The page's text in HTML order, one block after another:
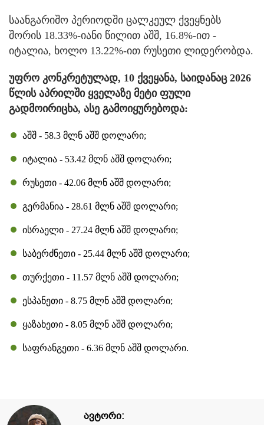
საანგარიშო პერიოდში ცალკეულ ქვეყნებს
შორის 18.33%-იანი წილით აშშ, 16.8%-ით -
იტალია, ხოლო 13.22%-ით რუსეთი ლიდერობდა.
უფრო კონკრეტულად, 10 ქვეყანა, საიდანაც 2026
წლის აპრილში ყველაზე მეტი ფული
გადმოირიცხა, ასე გამოიყურებოდა:
აშშ - 58.3 მლნ აშშ დოლარი;
იტალია - 53.42 მლნ აშშ დოლარი;
რუსეთი - 42.06 მლნ აშშ დოლარი;
გერმანია - 28.61 მლნ აშშ დოლარი;
ისრაელი - 27.24 მლნ აშშ დოლარი;
საბერძნეთი - 25.44 მლნ აშშ დოლარი;
თურქეთი - 11.57 მლნ აშშ დოლარი;
ესპანეთი - 8.75 მლნ აშშ დოლარი;
ყაზახეთი - 8.05 მლნ აშშ დოლარი;
საფრანგეთი - 6.36 მლნ აშშ დოლარი.
ავტორი: